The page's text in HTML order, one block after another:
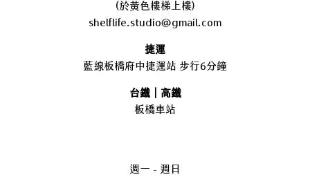
(於黃色樓梯上樓)
shelflife.studio@gmail.com
捷運
藍線板橋府中捷運站 步行6分鐘
台鐵｜高鐵
板橋車站
週一 - 週日